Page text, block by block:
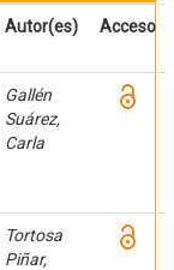
Autor(es) Acceso
Gallén
Suárez,
Carla
Tortosa
Piñar,